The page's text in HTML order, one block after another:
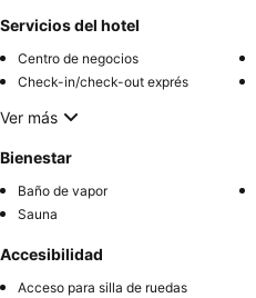
Servicios del hotel
Centro de negocios
Check-in/check-out exprés
Ver más
Bienestar
Baño de vapor
Sauna
Accesibilidad
Acceso para silla de ruedas